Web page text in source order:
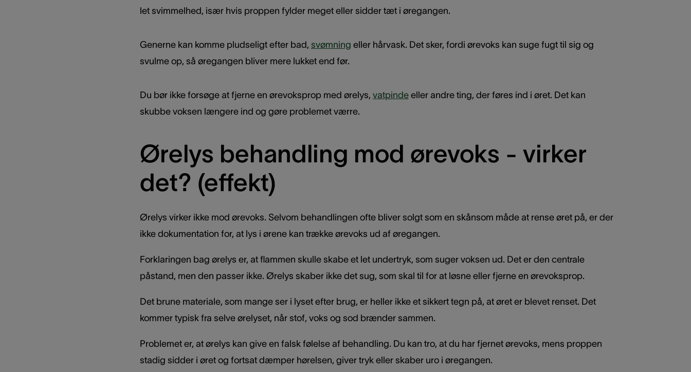
let svimmelhed, især hvis proppen fylder meget eller sidder tæt i øregangen.
Generne kan komme pludseligt efter bad, svømning eller hårvask. Det sker, fordi ørevoks kan suge fugt til sig og
svulme op, så øregangen bliver mere lukket end før.
Du bør ikke forsøge at fjerne en ørevoksprop med ørelys, vatpindeeller andre ting, der føres ind i øret. Det kan
skubbe voksen længere ind og gøre problemet værre.
Ørelys behandling mod ørevoks - virker
det? (effekt)
Ørelys virker ikke mod ørevoks. Selvom behandlingen ofte bliver solgt som en skånsom måde at rense øret på, er der
ikke dokumentation for, at lys i ørene kan trække ørevoks ud af øregangen.
Forklaringen bag ørelys er, at flammen skulle skabe et let undertryk, som suger voksen ud. Det er den centrale
påstand, men den passer ikke. Ørelys skaber ikke det sug, som skal til for at løsne eller fjerne en ørevoksprop.
Det brune materiale, som mange ser i lyset efter brug, er heller ikke et sikkert tegn på, at øret er blevet renset. Det
kommer typisk fra selve ørelyset, når stof, voks og sod brænder sammen.
Problemet er, at ørelys kan give en falsk følelse af behandling. Du kan tro, at du har fjernet ørevoks, mens proppen
stadig sidder i øret og fortsat dæmper hørelsen, giver tryk eller skaber uro i øregangen.